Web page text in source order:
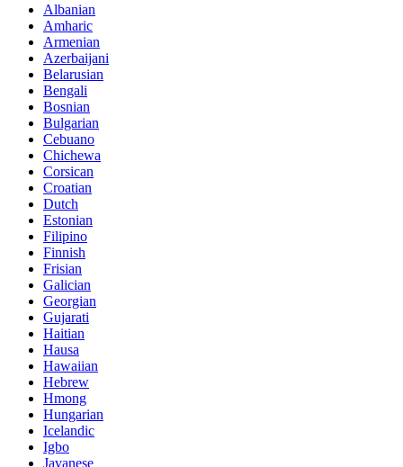
Albanian
Amharic
Armenian
Azerbaijani
Belarusian
Bengali
Bosnian
Bulgarian
Cebuano
Chichewa
Corsican
Croatian
Dutch
Estonian
Filipino
Finnish
Frisian
Galician
Georgian
Gujarati
Haitian
Hausa
Hawaiian
Hebrew
Hmong
Hungarian
Icelandic
Igbo
Javanese